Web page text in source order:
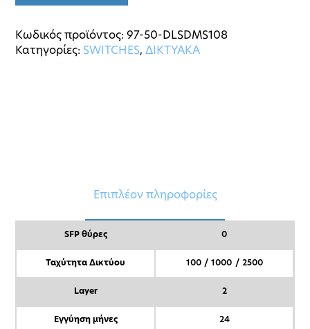
Κωδικός προϊόντος:97-50-DLSDMS108
Κατηγορίες: SWITCHES,ΔΙΚΤΥΑΚΑ
Επιπλέον πληροφορίες
SFP θύρες 0
Ταχύτητα Δικτύου 100 / 1000 / 2500
Layer 2
Εγγύηση μήνες 24